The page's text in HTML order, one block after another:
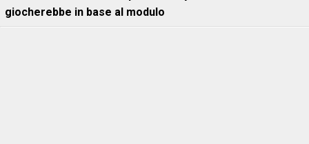
giocherebbe in base al modulo